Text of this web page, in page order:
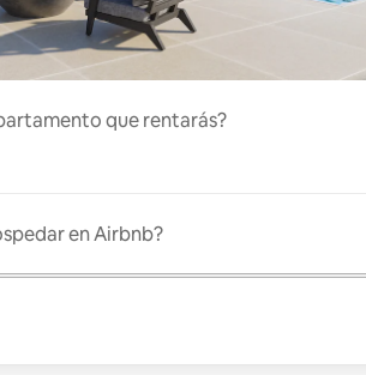
que rentarás?
en Airbnb?